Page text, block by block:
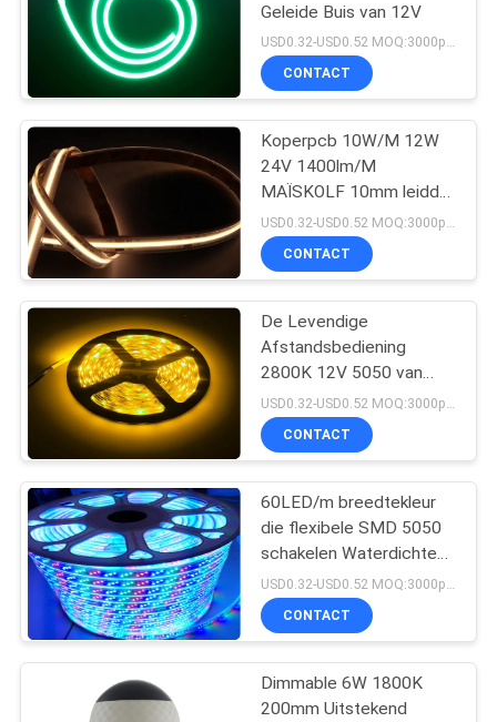
PRIVACY
POLICYDe LEIDENE Bol van
R7S
47
MAÏSKOLF geleide
strook
23
Neon LEIDENE
Strooklichten
23
Geleide Buis van 12V
USD0.32-USD0.52 MOQ:3000pcs
CONTACT
Koperpcb 10W/M 12W
24V 1400lm/M
MAÏSKOLF 10mm leidde
Strooklichten
USD0.32-USD0.52 MOQ:3000pcs
CONTACT
De Levendige
Afstandsbediening
2800K 12V 5050 van
LVD RGB Geleide de
Strooklichten van 10m
CONTACT
60LED/m breedtekleur
die flexibele SMD 5050
schakelen Waterdichte
LEIDENE Strook
CONTACT
Dimmable 6W 1800K
200mm Uitstekend